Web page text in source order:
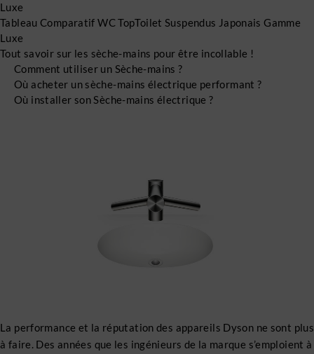
Luxe
Tableau Comparatif WC TopToilet Suspendus Japonais Gamme
Luxe
Tout savoir sur les sèche-mains pour être incollable !
Comment utiliser un Sèche-mains ?
Où acheter un sèche-mains électrique performant ?
Où installer son Sèche-mains électrique ?
La performance et la réputation des appareils Dyson ne sont plus
à faire. Des années que les ingénieurs de la marque s’emploient à